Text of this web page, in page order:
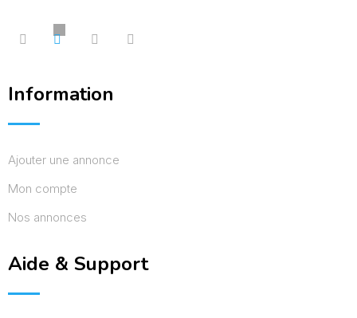
Information
Ajouter une annonce
Mon compte
Nos annonces
Aide & Support